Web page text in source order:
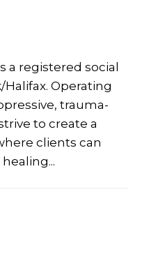
a registered social
Operating
trauma-
to create a
clients can